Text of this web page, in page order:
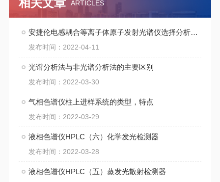
相关文章 ARTICLES
安捷伦电感耦合等离子体原子发射光谱仪选择分析谱线的条件
发布时间：2022-04-11
光谱分析法与非光谱分析法的主要区别
发布时间：2022-03-30
气相色谱仪柱上进样系统的类型，特点
发布时间：2022-03-29
液相色谱仪HPLC（六）化学发光检测器
发布时间：2022-03-28
液相色谱仪HPLC（五）蒸发光散射检测器